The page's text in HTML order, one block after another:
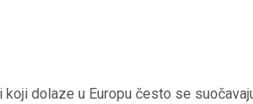
koji dolaze u Europu često se